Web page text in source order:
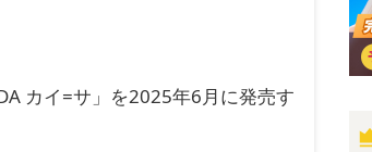
カイ=サ」を2025年6月に発売す